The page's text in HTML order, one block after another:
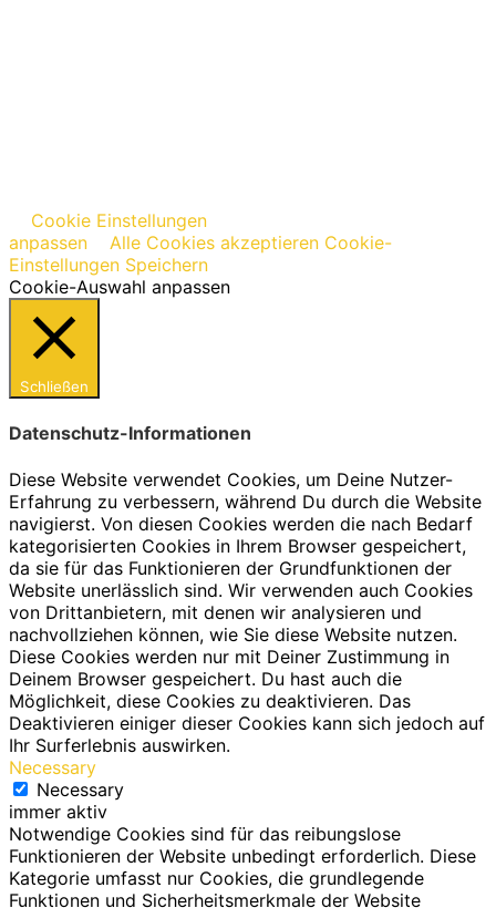
Cookie Einstellungen
anpassen
Alle Cookies akzeptieren Cookie-
Einstellungen Speichern
Cookie-Auswahl anpassen
Schließen
Datenschutz-Informationen
Diese Website verwendet Cookies, um Deine Nutzer-
Erfahrung zu verbessern, während Du durch die Website
navigierst. Von diesen Cookies werden die nach Bedarf
kategorisierten Cookies in Ihrem Browser gespeichert,
da sie für das Funktionieren der Grundfunktionen der
Website unerlässlich sind. Wir verwenden auch Cookies
von Drittanbietern, mit denen wir analysieren und
nachvollziehen können, wie Sie diese Website nutzen.
Diese Cookies werden nur mit Deiner Zustimmung in
Deinem Browser gespeichert. Du hast auch die
Möglichkeit, diese Cookies zu deaktivieren. Das
Deaktivieren einiger dieser Cookies kann sich jedoch auf
Ihr Surferlebnis auswirken.
Necessary
Necessary
immer aktiv
Notwendige Cookies sind für das reibungslose
Funktionieren der Website unbedingt erforderlich. Diese
Kategorie umfasst nur Cookies, die grundlegende
Funktionen und Sicherheitsmerkmale der Website